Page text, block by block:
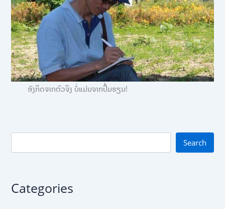
ອັງກິດຈາກຕົວຈິງ ບໍ່ແມ່ນຈາກປື້ມຮຽນ!
Search
Categories